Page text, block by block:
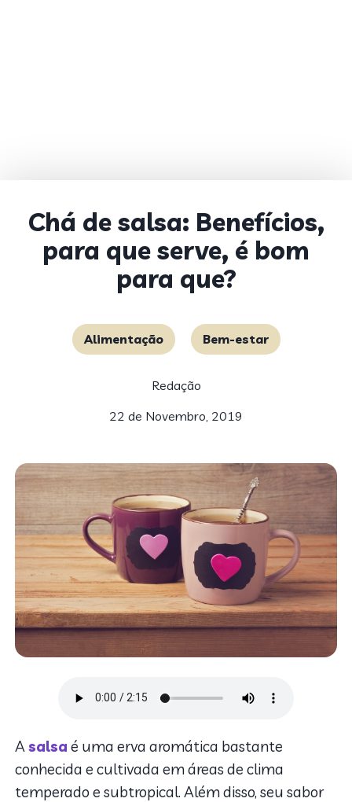
Chá de salsa: Benefícios,
para que serve, é bom
para que?
Alimentação Bem-estar
Redação
22 de Novembro, 2019
Asalsa é uma erva aromática bastante
conhecida e cultivada em áreas de clima
temperado e subtropical. Além disso, seu sabor